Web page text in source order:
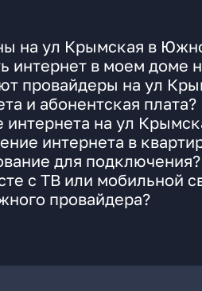
на ул Крымская в
интернет в моем доме
провайдеры на ул
и абонентская плата?
интернета на ул
интернета в
для подключения?
с ТВ или мобильной
провайдера?